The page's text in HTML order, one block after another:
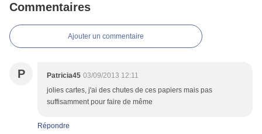
Commentaires
Ajouter un commentaire
P Patricia45 03/09/2013 12:11
jolies cartes, j'ai des chutes de ces papiers mais pas
suffisamment pour faire de même
Répondre